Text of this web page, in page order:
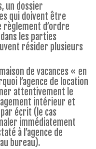
un dossier
qui doivent être
règlement d’ordre
les parties
résider plusieurs
de vacances « en
l’agence de location
attentivement le
intérieur et
écrit (le cas
immédiatement
à l’agence de
bureau).